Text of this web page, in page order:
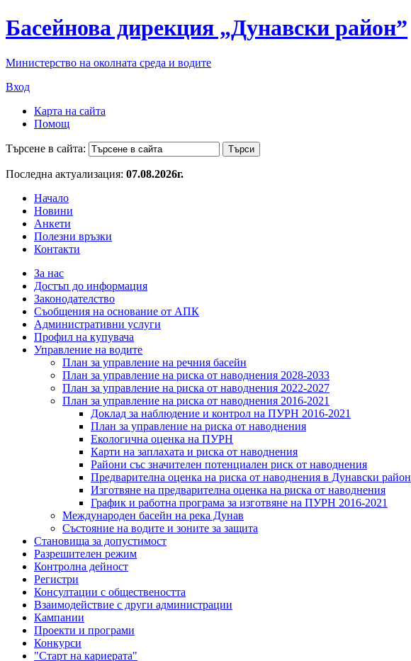
Басейнова дирекция „Дунавски район”
Министерство на околната среда и водите
Вход
Карта на сайта
Помощ
Търсене в сайта:
Последна актуализация: 07.08.2026г.
Начало
Новини
Анкети
Полезни връзки
Контакти
За нас
Достъп до информация
Законодателство
Съобщения на основание от АПК
Административни услуги
Профил на купувача
Управление на водите
План за управление на речния басейн
План за управление на риска от наводнения 2028-2033
План за управление на риска от наводнения 2022-2027
План за управление на риска от наводнения 2016-2021
Доклад за наблюдение и контрол на ПУРН 2016-2021
План за управление на риска от наводнения
Екологична оценка на ПУРН
Карти на заплахата и риска от наводнения
Райони със значителен потенциален риск от наводнения
Предварителна оценка на риска от наводнения в Дунавски район
Изготвяне на предварителна оценка на риска от наводнения
График и работна програма за изготвяне на ПУРН 2016-2021
Международен басейн на река Дунав
Състояние на водите и зоните за защита
Становища за допустимост
Разрешителен режим
Контролна дейност
Регистри
Консултации с обществеността
Взаимодействие с други администрации
Кампании
Проекти и програми
Конкурси
"Старт на кариерата"